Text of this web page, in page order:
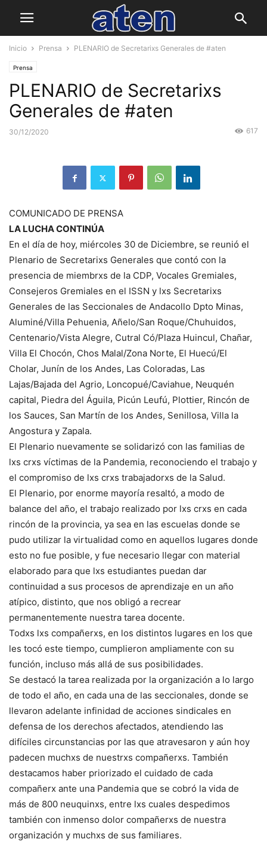
Inicio Prensa PLENARIO de Secretarixs Generales de #aten
Prensa
PLENARIO de Secretarixs
Generales de #aten
30/12/2020 617
COMUNICADO DE PRENSA
LA LUCHA CONTINÚA
En el día de hoy, miércoles 30 de Diciembre, se reunió el
Plenario de Secretarixs Generales que contó con la
presencia de miembrxs de la CDP, Vocales Gremiales,
Consejeros Gremiales en el ISSN y lxs Secretarixs
Generales de las Seccionales de Andacollo Dpto Minas,
Aluminé/Villa Pehuenia, Añelo/San Roque/Chuhuidos,
Centenario/Vista Alegre, Cutral Có/Plaza Huincul, Chañar,
Villa El Chocón, Chos Malal/Zona Norte, El Huecú/El
Cholar, Junín de los Andes, Las Coloradas, Las
Lajas/Bajada del Agrio, Loncopué/Caviahue, Neuquén
capital, Piedra del Águila, Picún Leufú, Plottier, Rincón de
los Sauces, San Martín de los Andes, Senillosa, Villa la
Angostura y Zapala.
El Plenario nuevamente se solidarizó con las familias de
lxs crxs víctimas de la Pandemia, reconociendo el trabajo y
el compromiso de lxs crxs trabajadorxs de la Salud.
El Plenario, por enorme mayoría resaltó, a modo de
balance del año, el trabajo realizado por lxs crxs en cada
rincón de la provincia, ya sea en las escuelas donde se
pudo utilizar la virtualidad como en aquellos lugares donde
esto no fue posible, y fue necesario llegar con material
elaborado para que lxs estudiantes puedan dar
continuidad a sus procesos de aprendizaje en un año
atípico, distinto, que nos obligó a recrear
permanentemente nuestra tarea docente.
Todxs lxs compañerxs, en los distintos lugares en los que
les tocó este tiempo, cumplieron ampliamente con su
función, incluso más allá de sus posibilidades.
Se destacó la tarea realizada por la organización a lo largo
de todo el año, en cada una de las seccionales, donde se
llevaron adelante infinidad de acciones sindicales en
defensa de los derechos afectados, atendiendo las
difíciles circunstancias por las que atravesaron y aún hoy
padecen muchxs de nuestrxs compañerxs. También
destacamos haber priorizado el cuidado de cada
compañerx ante una Pandemia que se cobró la vida de
más de 800 neuquinxs, entre lxs cuales despedimos
también con inmenso dolor compañerxs de nuestra
organización y muchxs de sus familiares.